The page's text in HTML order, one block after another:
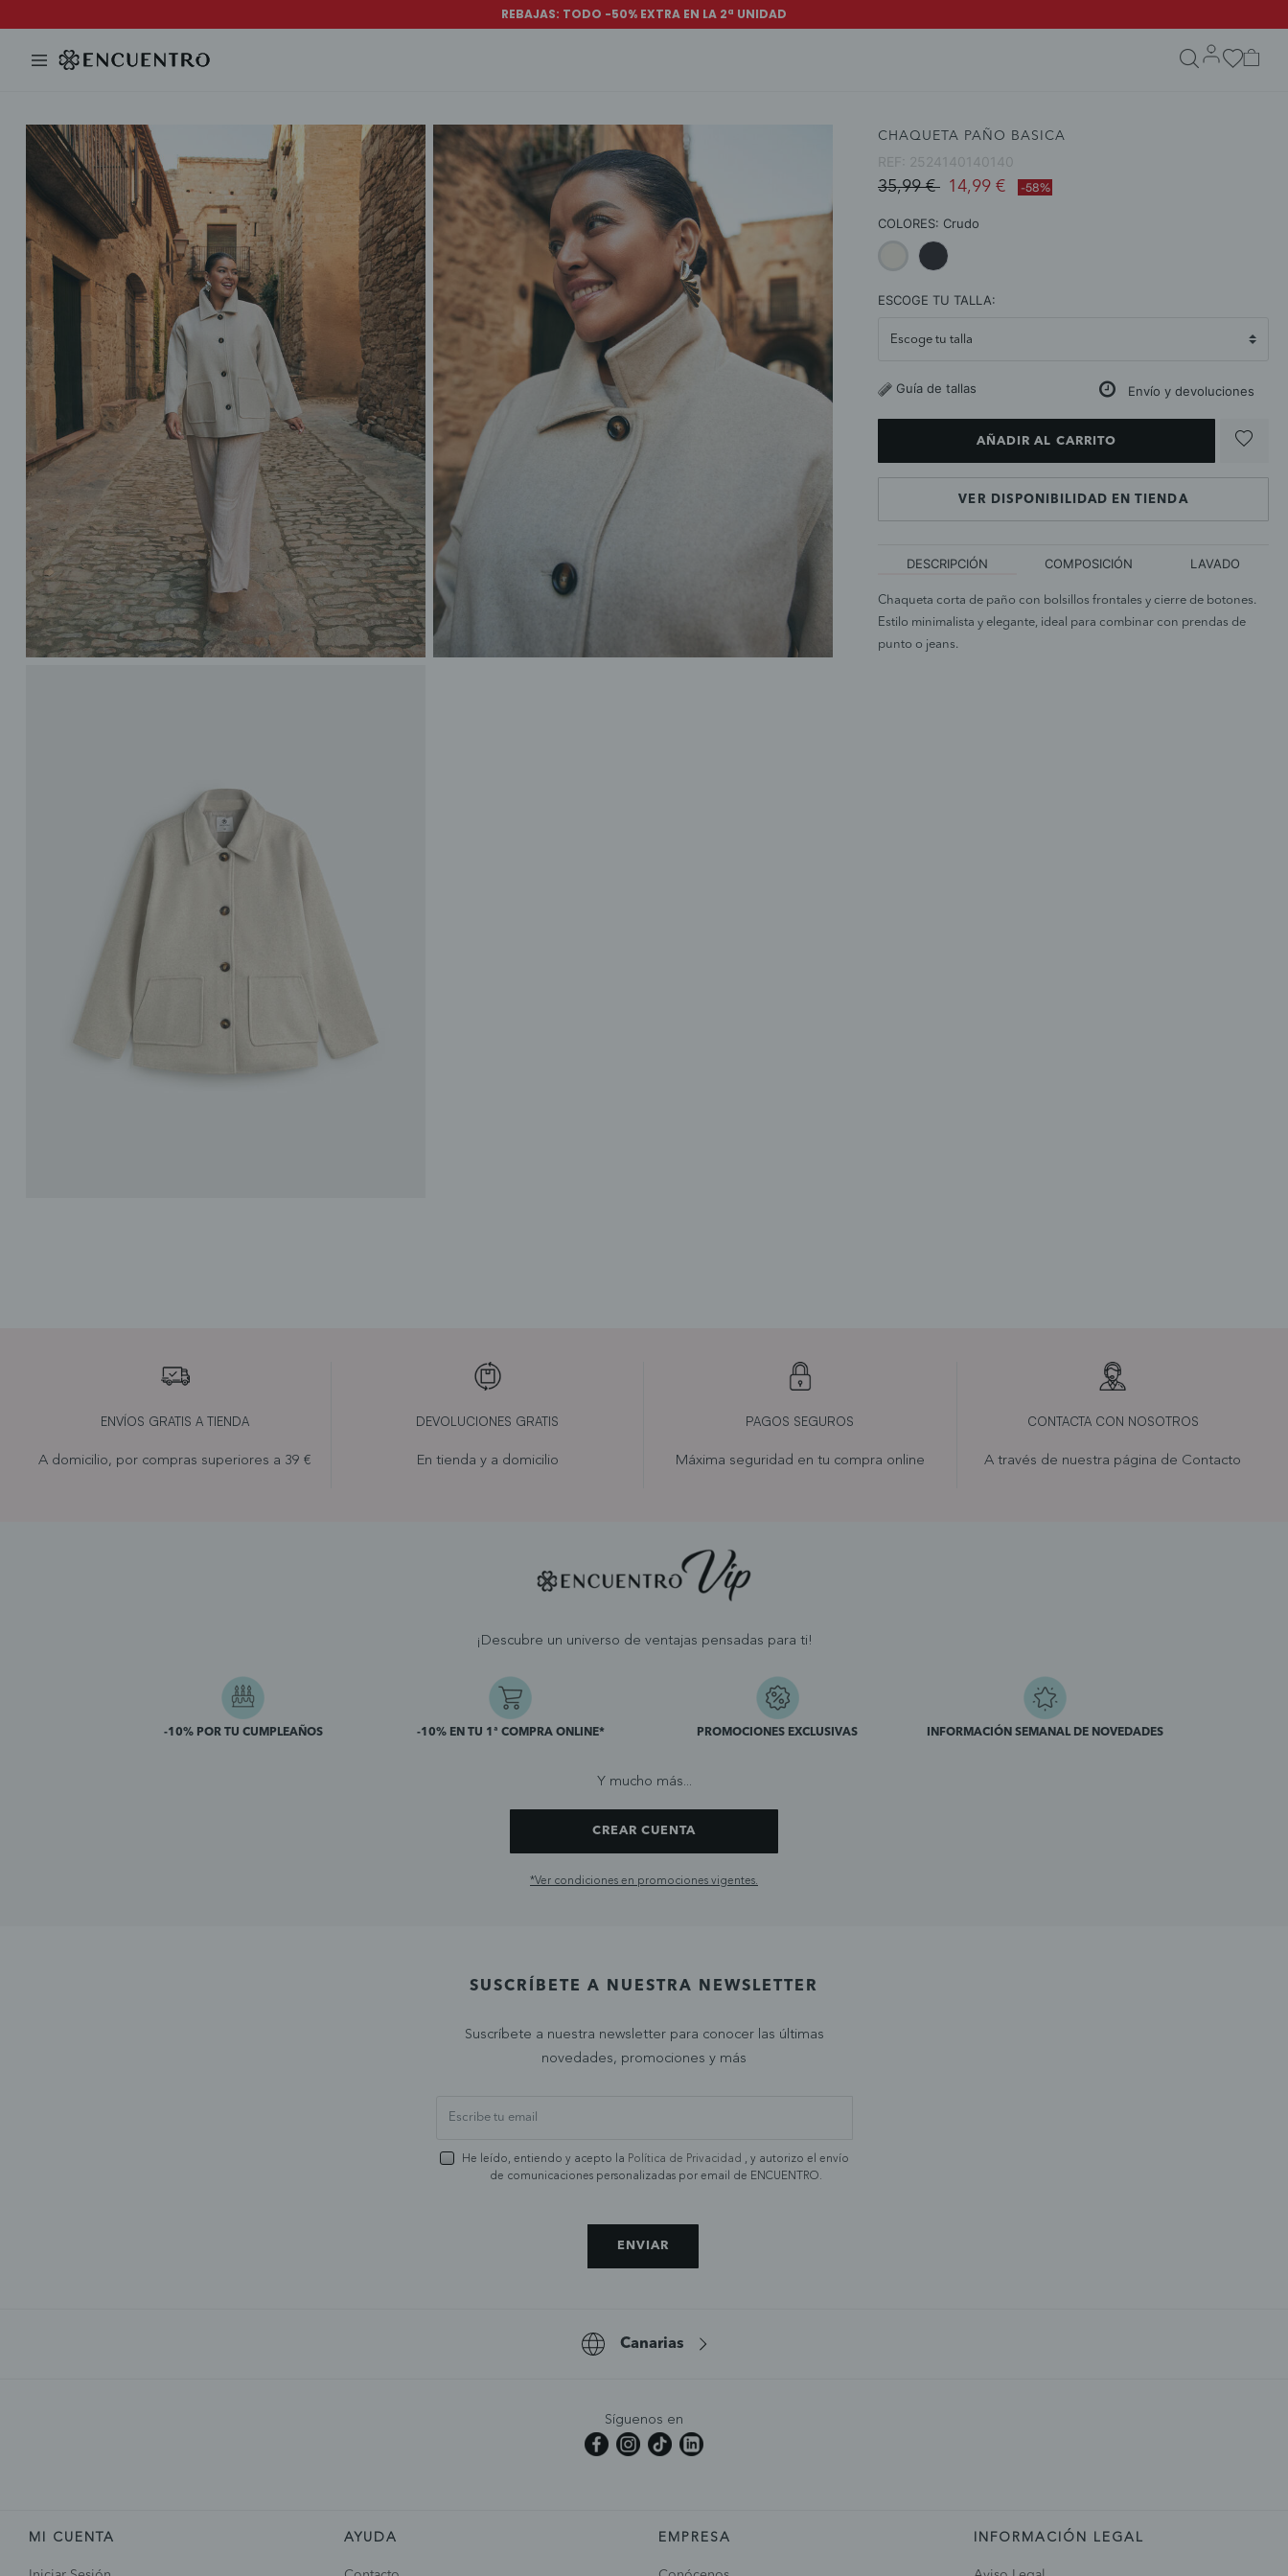
CHAQUETA PAÑO BASICA
REF: 2524140140140
Price reduced from
35,99 €to14,99 € -58%
COLORES: Crudo
ESCOGE TU TALLA:
Guía de tallas Envío y devoluciones
AÑADIR AL CARRITO
VER DISPONIBILIDAD EN TIENDA
DESCRIPCIÓN COMPOSICIÓN LAVADO
Chaqueta corta de paño con bolsillos frontales y cierre de botones.
Estilo minimalista y elegante, ideal para combinar con prendas de
punto o jeans.
ENVÍOS GRATIS A TIENDA
A domicilio, por compras superiores a 39 €
DEVOLUCIONES GRATIS
En tienda y a domicilio
PAGOS SEGUROS
Máxima seguridad en tu compra online
CONTACTA CON NOSOTROS
A través de nuestra página de Contacto
¡Descubre un universo de ventajas pensadas para ti!
-10% POR TU CUMPLEAÑOS -10% EN TU 1ª COMPRA ONLINE* PROMOCIONES EXCLUSIVAS INFORMACIÓN SEMANAL DE NOVEDADES
Y mucho más...
CREAR CUENTA
*Ver condiciones en promociones vigentes.
SUSCRÍBETE A NUESTRA NEWSLETTER
Suscríbete a nuestra newsletter para conocer las últimas
novedades, promociones y más
He leído, entiendo y acepto la Política de Privacidad , y autorizo el envío
de comunicaciones personalizadas por email de ENCUENTRO.
ENVIAR
Canarias
Síguenos en
MI CUENTA AYUDA EMPRESA INFORMACIÓN LEGAL